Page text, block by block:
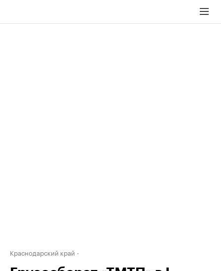
Краснодарский край